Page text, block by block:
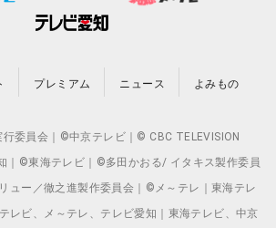
プレミアム ニュース よみもの
委員会｜©中京テレビ｜© CBC TELEVISION
｜©東海テレビ｜©多田かおる/ イタキス製作委員
ュー／徹之進製作委員会｜©メ～テレ｜東海テレ
レビ、メ～テレ、テレビ愛知｜東海テレビ、中京